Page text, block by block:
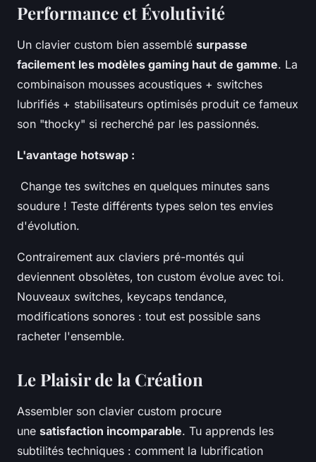
Performance et Évolutivité
Un clavier custom bien assemblé surpasse
facilement les modèles gaming haut de gamme. La
combinaison mousses acoustiques + switches
lubrifiés + stabilisateurs optimisés produit ce fameux
son "thocky" si recherché par les passionnés.
L'avantage hotswap :
Change tes switches en quelques minutes sans
soudure ! Teste différents types selon tes envies
d'évolution.
Contrairement aux claviers pré-montés qui
deviennent obsolètes, ton custom évolue avec toi.
Nouveaux switches, keycaps tendance,
modifications sonores : tout est possible sans
racheter l'ensemble.
Le Plaisir de la Création
Assembler son clavier custom procure
une satisfaction incomparable. Tu apprends les
subtilités techniques : comment la lubrification